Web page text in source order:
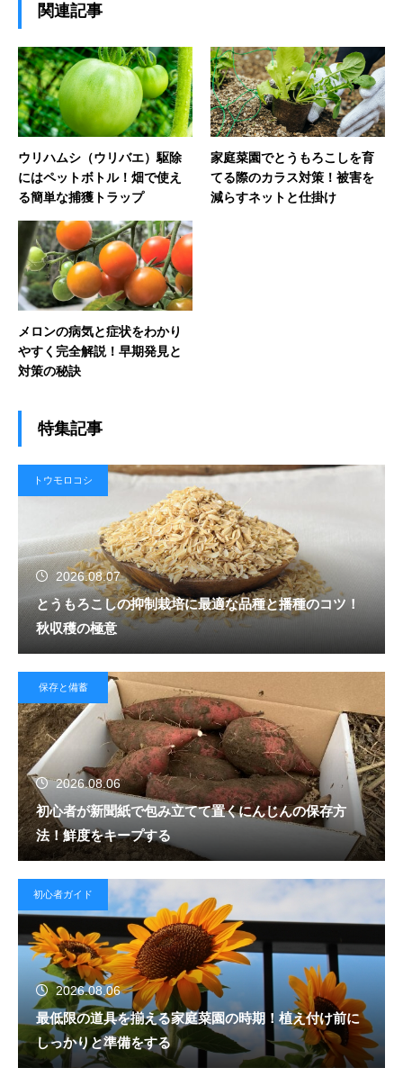
関連記事
ウリハムシ（ウリバエ）駆除
にはペットボトル！畑で使え
る簡単な捕獲トラップ
家庭菜園でとうもろこしを育
てる際のカラス対策！被害を
減らすネットと仕掛け
メロンの病気と症状をわかり
やすく完全解説！早期発見と
対策の秘訣
特集記事
トウモロコシ
2026.08.07
とうもろこしの抑制栽培に最適な品種と播種のコツ！
秋収穫の極意
保存と備蓄
2026.08.06
初心者が新聞紙で包み立てて置くにんじんの保存方
法！鮮度をキープする
初心者ガイド
2026.08.06
最低限の道具を揃える家庭菜園の時期！植え付け前に
しっかりと準備をする